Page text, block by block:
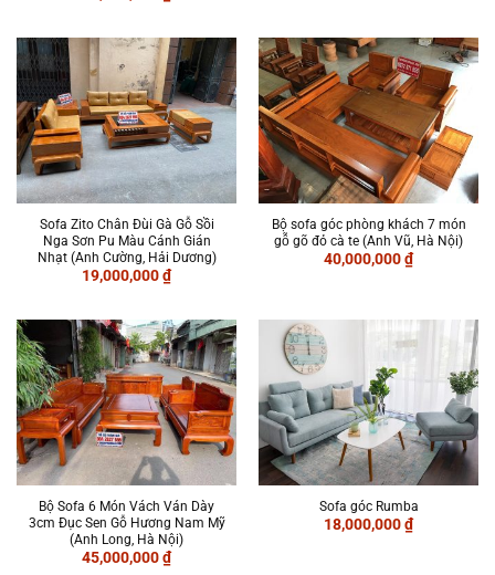
Sofa Zito Chân Đùi Gà Gỗ Sồi
Nga Sơn Pu Màu Cánh Gián
Nhạt (Anh Cường, Hải Dương)
19,000,000₫
Bộ sofa góc phòng khách 7 món
gỗ gõ đỏ cà te (Anh Vũ, Hà Nội)
40,000,000₫
Bộ Sofa 6 Món Vách Ván Dày
3cm Đục Sen Gỗ Hương Nam Mỹ
(Anh Long, Hà Nội)
45,000,000₫
Sofa góc Rumba
18,000,000₫